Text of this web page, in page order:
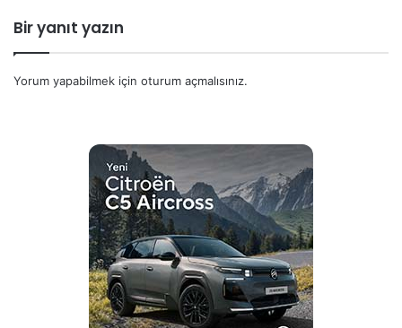
Bir yanıt yazın
Yorum yapabilmek için oturum açmalısınız.